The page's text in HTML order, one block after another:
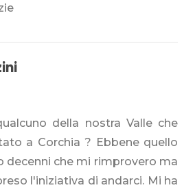
della nostra Valle che
a Corchia ? Ebbene quello
decenni che mi rimprovero ma
l'iniziativa di andarci. Mi ha